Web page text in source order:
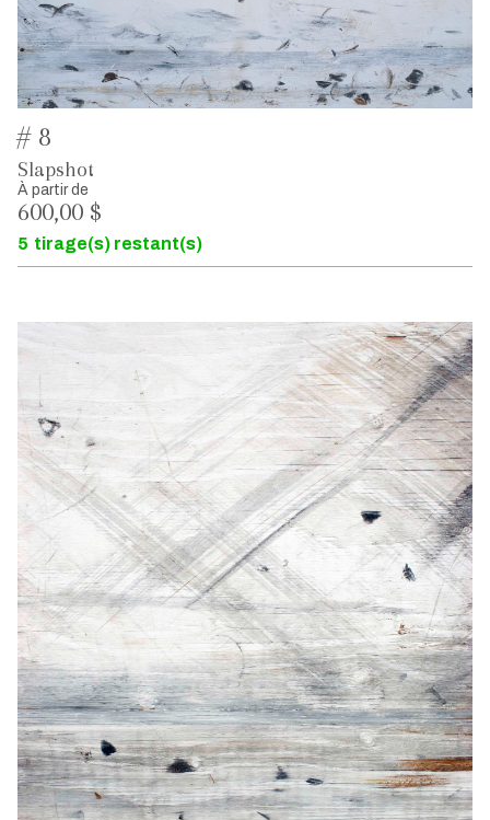
# 8
Slapshot
À partir de
600,00 $
5 tirage(s) restant(s)